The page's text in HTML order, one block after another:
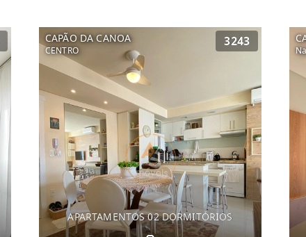
CAPÃO DA CANOA
CENTRO
3243
APARTAMENTOS 02 DORMITÓRIOS